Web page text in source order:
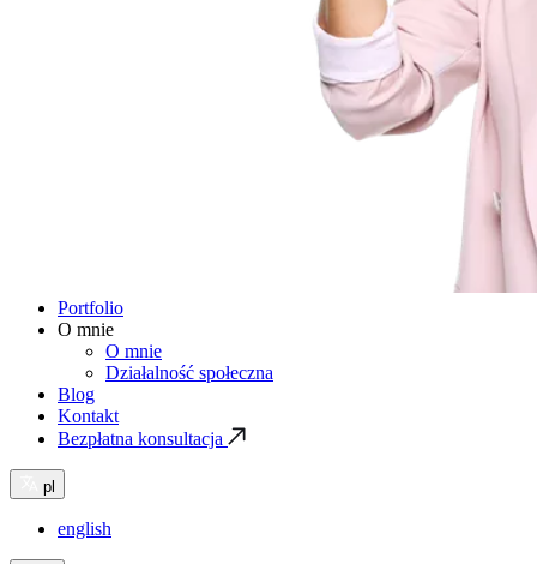
Portfolio
O mnie
O mnie
Działalność społeczna
Blog
Kontakt
Bezpłatna konsultacja
pl
english